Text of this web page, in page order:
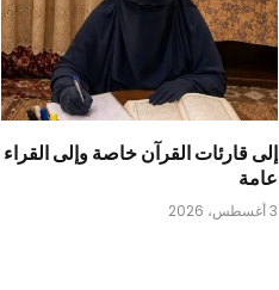
إلى قارئات القرآن خاصة وإلى القراء
عامة
3 أغسطس، 2026